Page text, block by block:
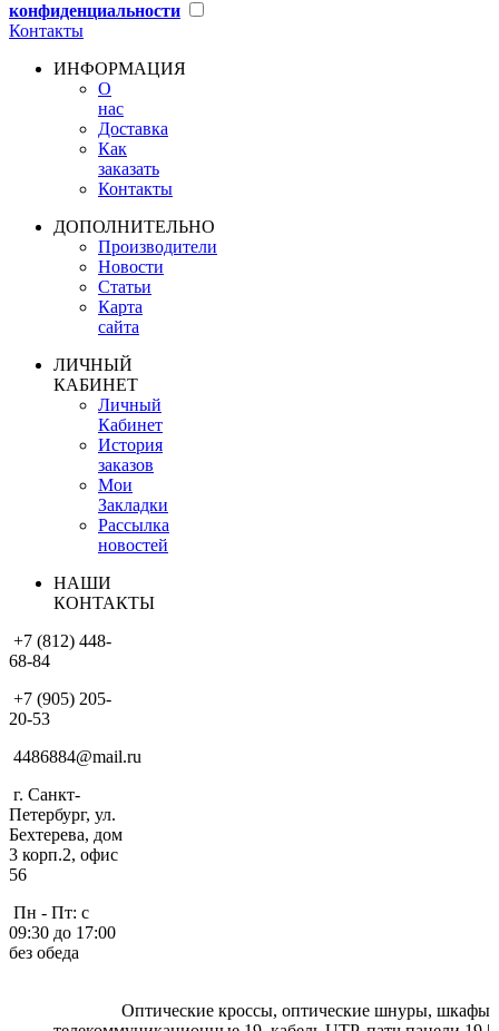
конфиденциальности
Контакты
ИНФОРМАЦИЯ
О
нас
Доставка
Как
заказать
Контакты
ДОПОЛНИТЕЛЬНО
Производители
Новости
Статьи
Карта
сайта
ЛИЧНЫЙ
КАБИНЕТ
Личный
Кабинет
История
заказов
Мои
Закладки
Рассылка
новостей
НАШИ
КОНТАКТЫ
+7 (812) 448-
68-84
+7 (905) 205-
20-53
4486884@mail.ru
г. Санкт-
Петербург, ул.
Бехтерева, дом
3 корп.2, офис
56
Пн - Пт: с
09:30 до 17:00
без обеда
Оптические кроссы, оптические шнуры, шкафы